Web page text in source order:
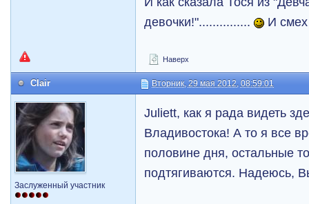
девочки!"...............
И смех
Наверх
Clair Вторник, 29 мая 2012, 08:59:01
Заслуженный участник
Juliett, как я рада видеть
Владивостока! А то я все
половине дня, остальные
подтягиваются. Надеюсь,